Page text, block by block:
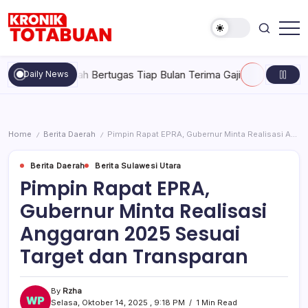
content
Totabuan
hari
ini
Kronik
Daily News
Pernah Bertugas Tiap Bulan Terima Gaji Rabu, Agustus 5,
Home / Berita Daerah / Pimpin Rapat EPRA, Gubernur Minta Realisasi Anggaran 2025 Sesuai Target dan Transparan
Berita Daerah Berita Sulawesi Utara
Pimpin Rapat EPRA,
Gubernur Minta Realisasi
Anggaran 2025 Sesuai
Target dan Transparan
By Rzha
Selasa, Oktober 14, 2025 , 9:18 PM
1 Min Read